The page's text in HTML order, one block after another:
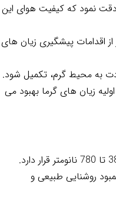
نمود که کیفیت هوای این
اقدامات پیشگیری زیان های
به محیط گرم، تکمیل شود.
زیان های گرما بهبود می
روشنایی طبیعی و